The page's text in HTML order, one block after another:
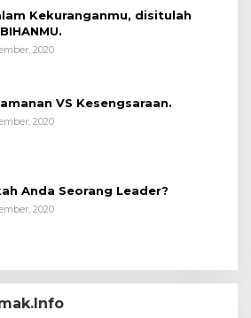
Kekuranganmu, disitulah
2020
VS Kesengsaraan.
2020
Anda Seorang Leader?
2020